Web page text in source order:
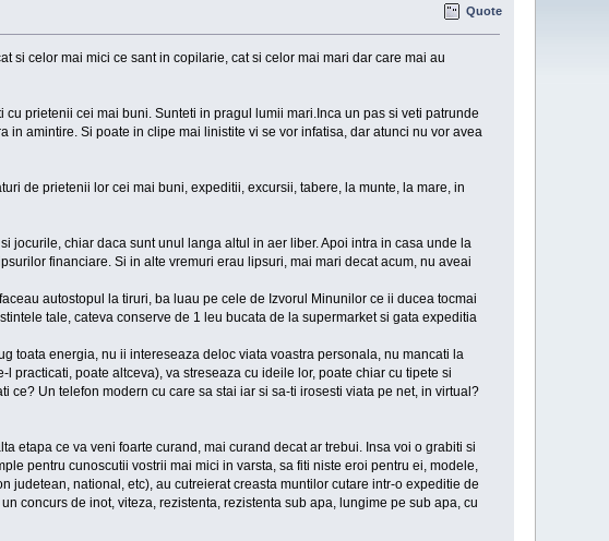
Quote
si celor mai mici ce sant in copilarie, cat si celor mai mari dar care mai au
prietenii cei mai buni. Sunteti in pragul lumii mari.Inca un pas si veti patrunde
amintire. Si poate in clipe mai linistite vi se vor infatisa, dar atunci nu vor avea
de prietenii lor cei mai buni, expeditii, excursii, tabere, la munte, la mare, in
jocurile, chiar daca sunt unul langa altul in aer liber. Apoi intra in casa unde la
financiare. Si in alte vremuri erau lipsuri, mai mari decat acum, nu aveai
autostopul la tiruri, ba luau pe cele de Izvorul Minunilor ce ii ducea tocmai
tale, cateva conserve de 1 leu bucata de la supermarket si gata expeditia
toata energia, nu ii intereseaza deloc viata voastra personala, nu mancati la
practicati, poate altceva), va streseaza cu ideile lor, poate chiar cu tipete si
ce? Un telefon modern cu care sa stai iar si sa-ti irosesti viata pe net, in virtual?
etapa ce va veni foarte curand, mai curand decat ar trebui. Insa voi o grabiti si
pentru cunoscutii vostrii mai mici in varsta, sa fiti niste eroi pentru ei, modele,
judetean, national, etc), au cutreierat creasta muntilor cutare intr-o expeditie de
concurs de inot, viteza, rezistenta, rezistenta sub apa, lungime pe sub apa, cu